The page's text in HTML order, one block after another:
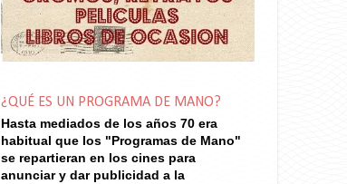
¿QUÉ ES UN PROGRAMA DE MANO?
Hasta mediados de los años 70 era
habitual que los "Programas de Mano"
se repartieran en los cines para
anunciar y dar publicidad a la